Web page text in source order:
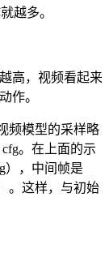
越多。
高，视频看起来
作。
频模型的采样略
。在上面的示
），中间帧是
。这样，与初始